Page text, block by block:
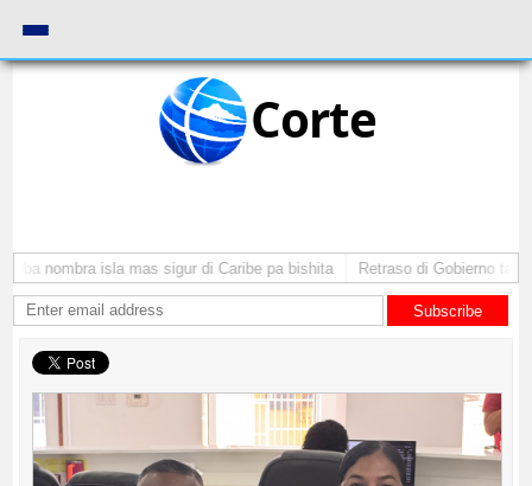
Corte
nombra isla mas sigur di Caribe pa bishita Retraso di Gobierno ta
Subscribe